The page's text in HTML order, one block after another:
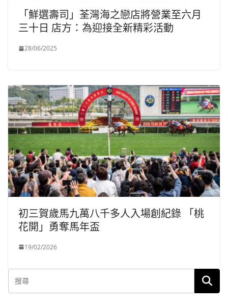
「鮮選壽司」荃灣海之戀店將營業至六月
三十日 店方：為迎接全新精彩活動
28/06/2025
初三賀歲馬九萬八千多人入場創紀錄 「桃
花開」勇奪馬年盃
19/02/2026